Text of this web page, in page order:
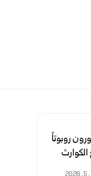
روبوتاً
الكوارث